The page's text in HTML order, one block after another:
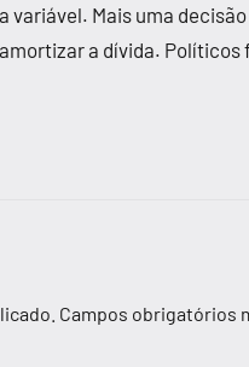
variável. Mais uma
a dívida.
Campos obrigatórios